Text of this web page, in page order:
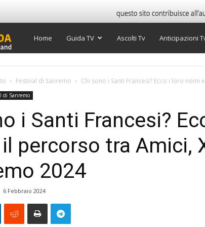
Super
TV
Home Guida TV Ascolti Tv Anticipazioni
Festival di Sanremo Chi sono i Santi Francesi? Ecco i loro nomi
di Sanremo
i Santi Francesi?
percorso tra Amici,
2024
6 Febbraio 2024